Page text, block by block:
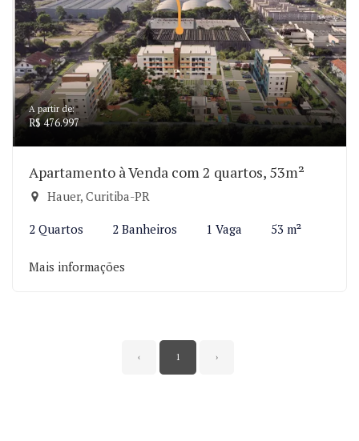
A partir de:
R$ 476.997
Apartamento à Venda com 2 quartos, 53m²
Hauer, Curitiba-PR
2 Quartos 2 Banheiros 1 Vaga 53 m²
Mais informações
‹ 1 ›